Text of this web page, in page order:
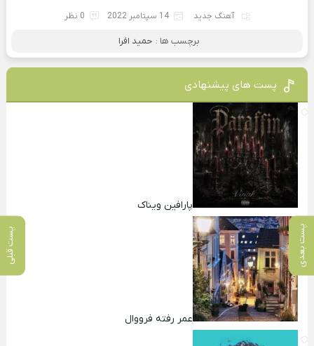
پست بعدی پست قبلی
آهنگ جدید 14 سپتامبر 2022 0 نظر
برچسب ها : حمید افرا
پست های پیشنهادی
پارافین ویناک
عمر رفته فرووال